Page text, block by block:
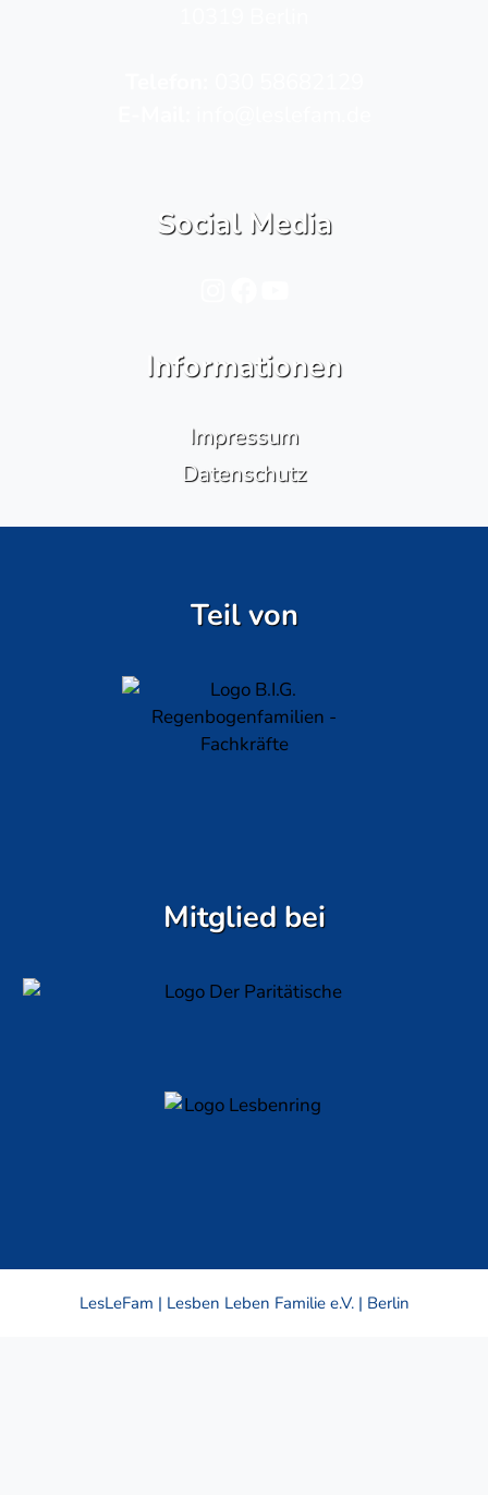
Social Media
Informationen
Impressum
Datenschutz
Teil von
Mitglied bei
LesLeFam | Lesben Leben Familie e.V. | Berlin